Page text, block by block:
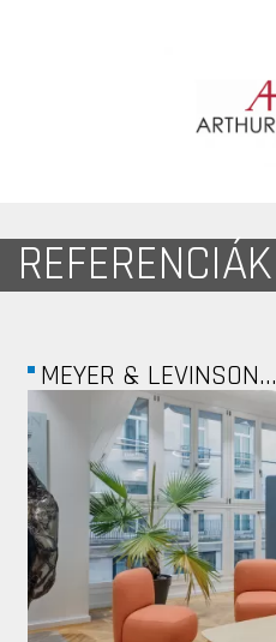
REFERENCIÁK
MEYER & LEVINSON...